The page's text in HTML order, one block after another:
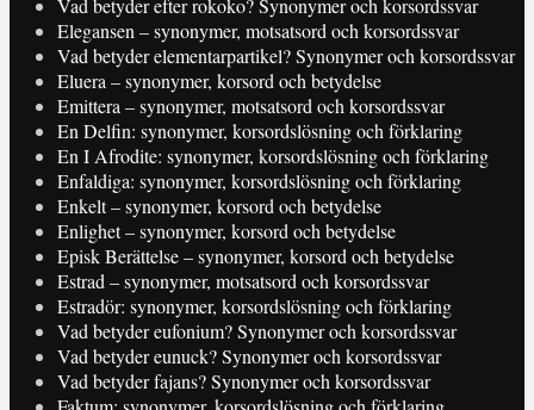
Vad betyder efter rokoko? Synonymer och korsordssvar
Elegansen – synonymer, motsatsord och korsordssvar
Vad betyder elementarpartikel? Synonymer och korsordssvar
Eluera – synonymer, korsord och betydelse
Emittera – synonymer, motsatsord och korsordssvar
En Delfin: synonymer, korsordslösning och förklaring
En I Afrodite: synonymer, korsordslösning och förklaring
Enfaldiga: synonymer, korsordslösning och förklaring
Enkelt – synonymer, korsord och betydelse
Enlighet – synonymer, korsord och betydelse
Episk Berättelse – synonymer, korsord och betydelse
Estrad – synonymer, motsatsord och korsordssvar
Estradör: synonymer, korsordslösning och förklaring
Vad betyder eufonium? Synonymer och korsordssvar
Vad betyder eunuck? Synonymer och korsordssvar
Vad betyder fajans? Synonymer och korsordssvar